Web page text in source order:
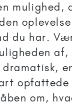
mulighed,
du har.
om,